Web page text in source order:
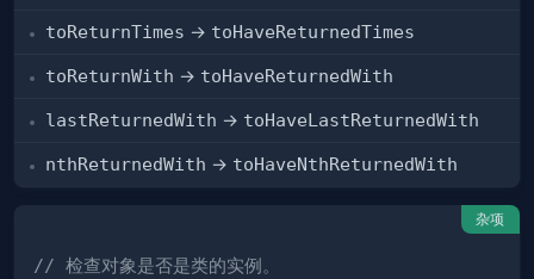
toReturnTimes → toHaveReturnedTimes
toReturnWith → toHaveReturnedWith
lastReturnedWith → toHaveLastReturnedWith
nthReturnedWith → toHaveNthReturnedWith
杂项
// 检查对象是否是类的实例。